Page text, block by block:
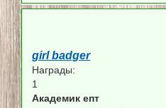
girl badger
Награды:
1
Академик епт